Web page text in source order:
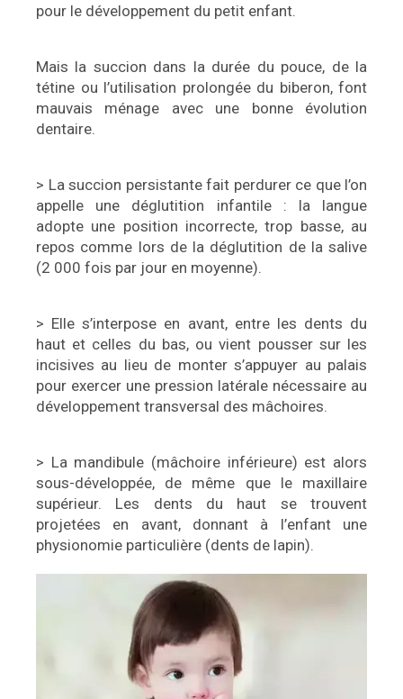
pour le développement du petit enfant.
Mais la succion dans la durée du pouce, de la
tétine ou l’utilisation prolongée du biberon, font
mauvais ménage avec une bonne évolution
dentaire.
> La succion persistante fait perdurer ce que l’on
appelle une déglutition infantile : la langue
adopte une position incorrecte, trop basse, au
repos comme lors de la déglutition de la salive
(2 000 fois par jour en moyenne).
> Elle s’interpose en avant, entre les dents du
haut et celles du bas, ou vient pousser sur les
incisives au lieu de monter s’appuyer au palais
pour exercer une pression latérale nécessaire au
développement transversal des mâchoires.
> La mandibule (mâchoire inférieure) est alors
sous-développée, de même que le maxillaire
supérieur. Les dents du haut se trouvent
projetées en avant, donnant à l’enfant une
physionomie particulière (dents de lapin).